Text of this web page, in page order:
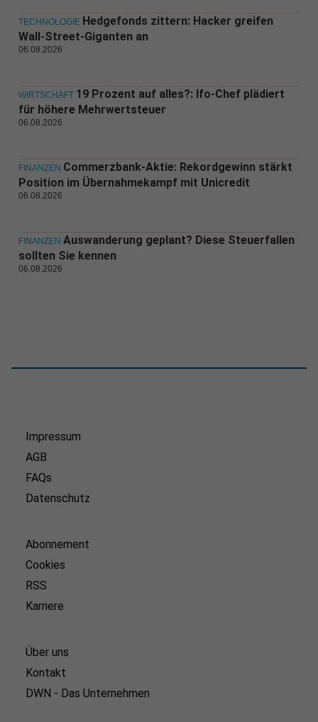
TECHNOLOGIE Hedgefonds zittern: Hacker greifen
Wall-Street-Giganten an
06.08.2026
WIRTSCHAFT 19 Prozent auf alles?: Ifo-Chef plädiert
für höhere Mehrwertsteuer
06.08.2026
FINANZEN Commerzbank-Aktie: Rekordgewinn stärkt
Position im Übernahmekampf mit Unicredit
06.08.2026
FINANZEN Auswanderung geplant? Diese Steuerfallen
sollten Sie kennen
06.08.2026
Impressum
AGB
FAQs
Datenschutz
Abonnement
Cookies
RSS
Karriere
Über uns
Kontakt
DWN - Das Unternehmen